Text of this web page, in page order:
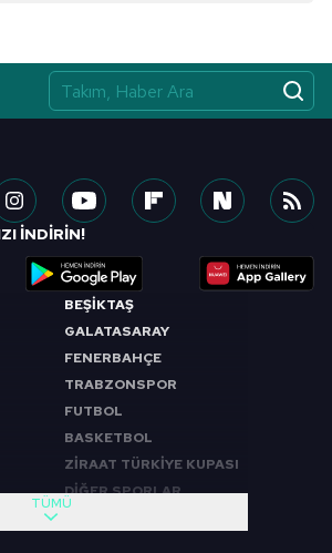
BEŞİKTAŞ
GALATASARAY
FENERBAHÇE
TRABZONSPOR
FUTBOL
BASKETBOL
ZİRAAT TÜRKİYE KUPASI
DİĞER SPORLAR
TÜMÜ
İNDİRİN!